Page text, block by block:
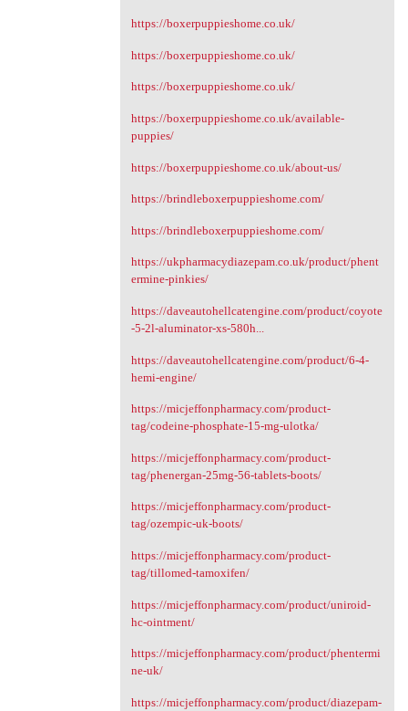
https://boxerpuppieshome.co.uk/
https://boxerpuppieshome.co.uk/
https://boxerpuppieshome.co.uk/
https://boxerpuppieshome.co.uk/available-
puppies/
https://boxerpuppieshome.co.uk/about-us/
https://brindleboxerpuppieshome.com/
https://brindleboxerpuppieshome.com/
https://ukpharmacydiazepam.co.uk/product/phent
ermine-pinkies/
https://daveautohellcatengine.com/product/coyote
-5-2l-aluminator-xs-580h...
https://daveautohellcatengine.com/product/6-4-
hemi-engine/
https://micjeffonpharmacy.com/product-
tag/codeine-phosphate-15-mg-ulotka/
https://micjeffonpharmacy.com/product-
tag/phenergan-25mg-56-tablets-boots/
https://micjeffonpharmacy.com/product-
tag/ozempic-uk-boots/
https://micjeffonpharmacy.com/product-
tag/tillomed-tamoxifen/
https://micjeffonpharmacy.com/product/uniroid-
hc-ointment/
https://micjeffonpharmacy.com/product/phentermi
ne-uk/
https://micjeffonpharmacy.com/product/diazepam-